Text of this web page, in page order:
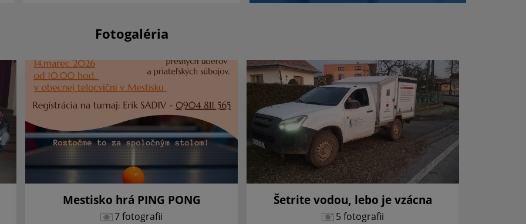
Fotogaléria
Mestisko hrá PING PONG
7 fotografii
Šetrite vodou, lebo je vzácna
5 fotografii